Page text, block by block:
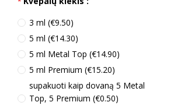
3 ml (€9.50)
5 ml (€14.30)
5 ml Metal Top (€14.90)
5 ml Premium (€15.20)
supakuoti kaip dovaną 5 Metal
Top, 5 Premium (€0.50)